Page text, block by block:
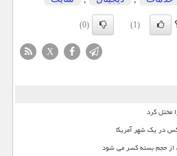
(1)
(0)
X
مختل کرد
در یک شهر آمریکا
از حجم بسته کسر می شود